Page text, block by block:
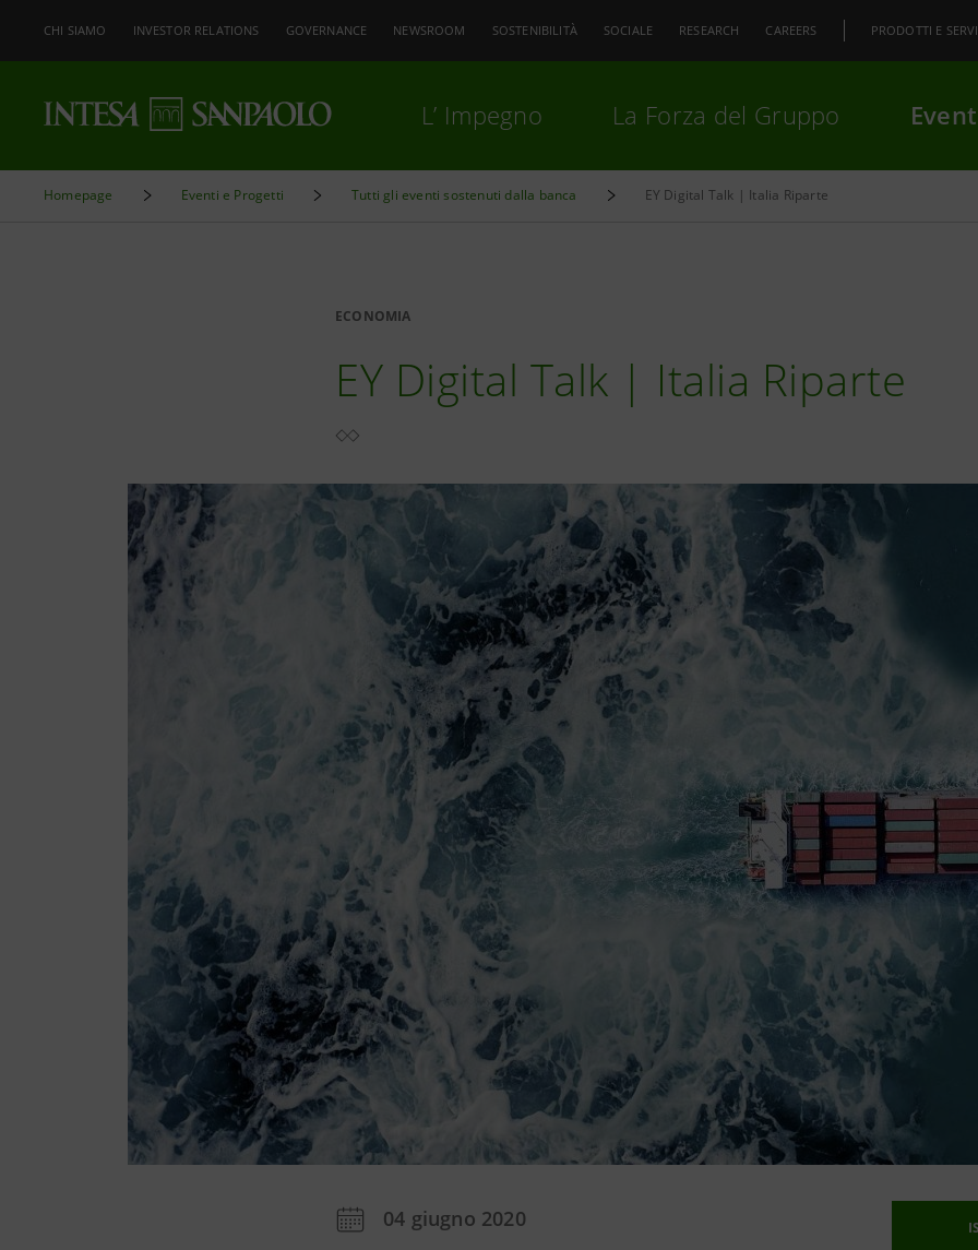
CHI SIAMO INVESTOR RELATIONS GOVERNANCE NEWSROOM SOSTENIBILITÀ SOCIALE RESEARCH CAREERS PRODOTTI E
L’ Impegno La Forza del Gruppo
Homepage Eventi e Progetti Tutti gli eventi sostenuti dalla banca EY Digital Talk | Italia Riparte
ECONOMIA
EY Digital Talk | Italia Riparte
04 giugno 2020